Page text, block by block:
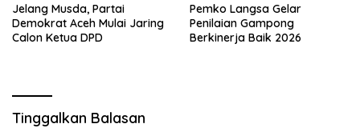
Jelang Musda, Partai
Demokrat Aceh Mulai Jaring
Calon Ketua DPD
Pemko Langsa Gelar
Penilaian Gampong
Berkinerja Baik 2026
Tinggalkan Balasan